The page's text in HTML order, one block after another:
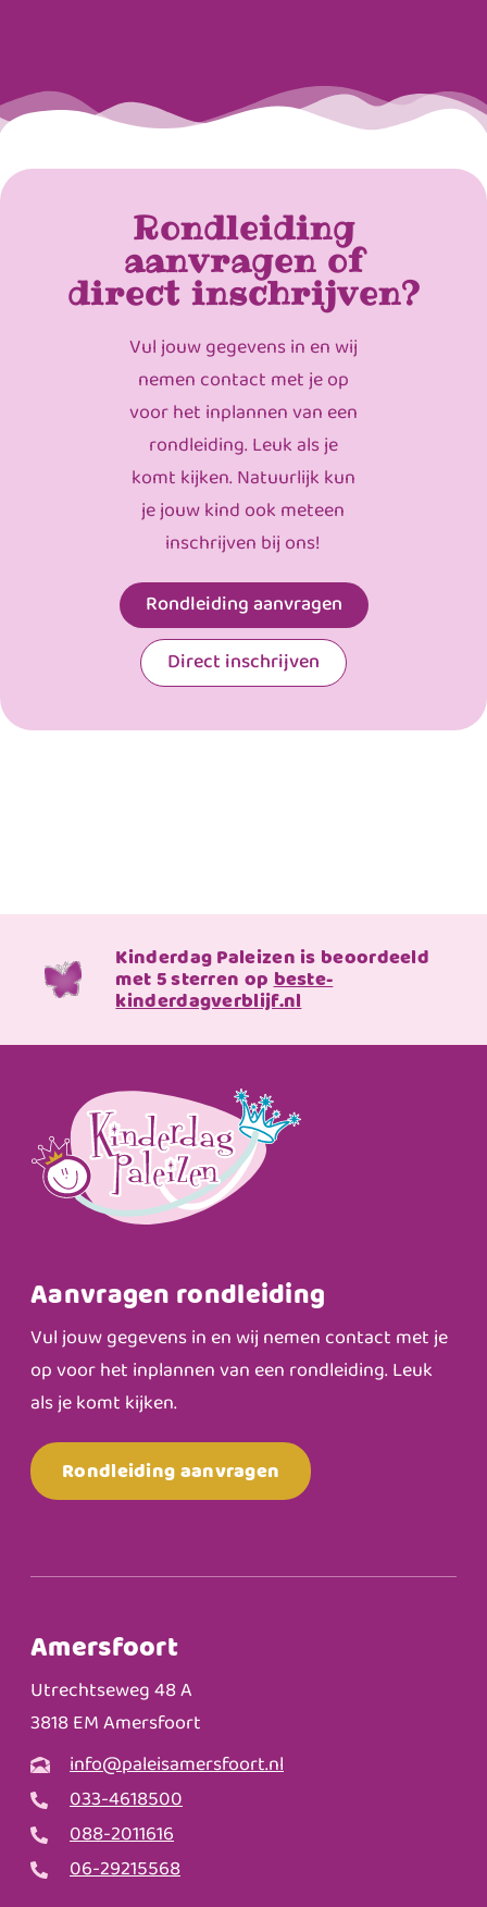
Rondleiding
aanvragen of
direct inschrijven?
Vul jouw gegevens in en wij
nemen contact met je op
voor het inplannen van een
rondleiding. Leuk als je
komt kijken. Natuurlijk kun
je jouw kind ook meteen
inschrijven bij ons!
Rondleiding aanvragen
Direct inschrijven
Kinderdag Paleizen is beoordeeld
met 5 sterren opbeste-
kinderdagverblijf.nl
Aanvragen rondleiding
Vul jouw gegevens in en wij nemen contact met je
op voor het inplannen van een rondleiding. Leuk
als je komt kijken.
Rondleiding aanvragen
Amersfoort
Utrechtseweg 48 A
3818 EM Amersfoort
info@paleisamersfoort.nl
033-4618500
088-2011616
06-29215568